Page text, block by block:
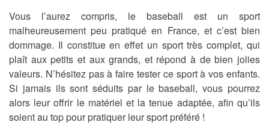
Vous l’aurez compris, le baseball est un sport
malheureusement peu pratiqué en France, et c’est bien
dommage. Il constitue en effet un sport très complet, qui
plaît aux petits et aux grands, et répond à de bien jolies
valeurs. N’hésitez pas à faire tester ce sport à vos enfants.
Si jamais ils sont séduits par le baseball, vous pourrez
alors leur offrir le matériel et la tenue adaptée, afin qu’ils
soient au top pour pratiquer leur sport préféré !